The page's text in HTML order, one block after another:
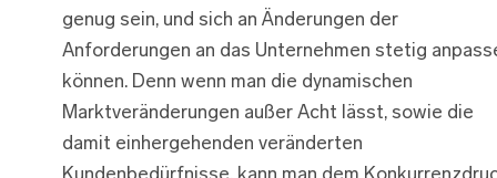
genug sein, und sich an Änderungen der
Anforderungen an das Unternehmen stetig
können. Denn wenn man die dynamischen
Marktveränderungen außer Acht lässt, sowie die
damit einhergehenden veränderten